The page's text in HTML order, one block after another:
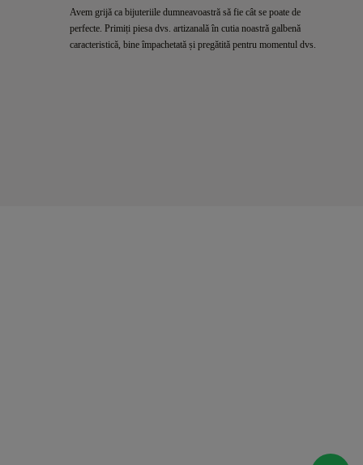
Avem grijă ca bijuteriile dumneavoastră să fie cât se poate de
perfecte. Primiți piesa dvs. artizanală în cutia noastră galbenă
caracteristică, bine împachetată și pregătită pentru momentul dvs.